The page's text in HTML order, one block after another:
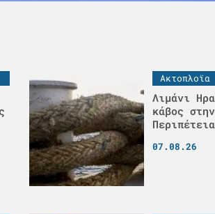
Ακτοπλοϊα
Λιμάνι
κάβος
07.08.26